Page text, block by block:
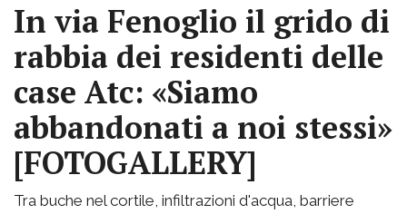
In via Fenoglio il grido di
rabbia dei residenti delle
case Atc: «Siamo
abbandonati a noi stessi»
[FOTOGALLERY]
Tra buche nel cortile, infiltrazioni d'acqua, barriere